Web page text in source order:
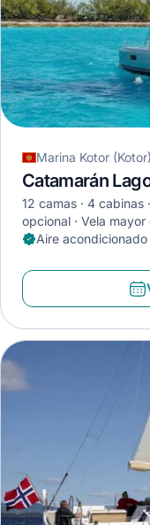
Marina Kotor
Catamarán
12 camas 4 cabinas
opcional
Vela
Aire acondicionado